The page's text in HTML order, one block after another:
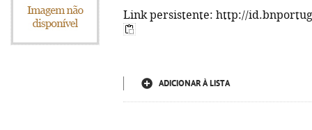
Link persistente: http://
ADICIONAR À LISTA